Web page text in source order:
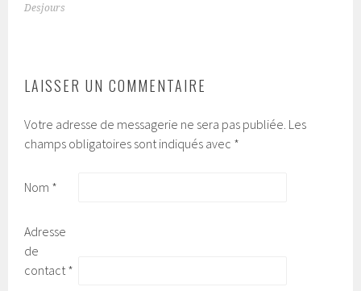
NAVIGATION
Desjours
LAISSER UN COMMENTAIRE
Votre adresse de messagerie ne sera pas publiée. Les
champs obligatoires sont indiqués avec *
Nom *
Adresse
de
contact *